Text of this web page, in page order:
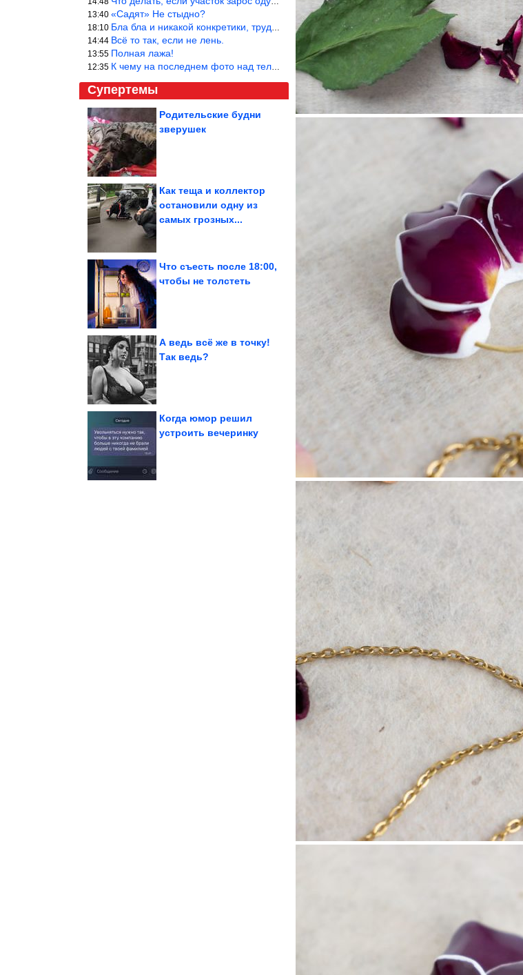
13:40 «Садят» Не стыдно?
18:10 Бла бла и никакой конкретики, трудно указать наименование рекоме
14:44 Всё то так, если не лень.
13:55 Полная лажа!
12:35 К чему на последнем фото над телевизором две полки? Делают интер
Супертемы
Родительские будни
зверушек
Трогательные фото
Как теща и коллектор
остановили одну из
самых грозных...
Интернет снова
Что съесть после 18:00,
чтобы не толстеть
А ведь всё же в точку!
Так ведь?
Когда юмор решил
устроить вечеринку